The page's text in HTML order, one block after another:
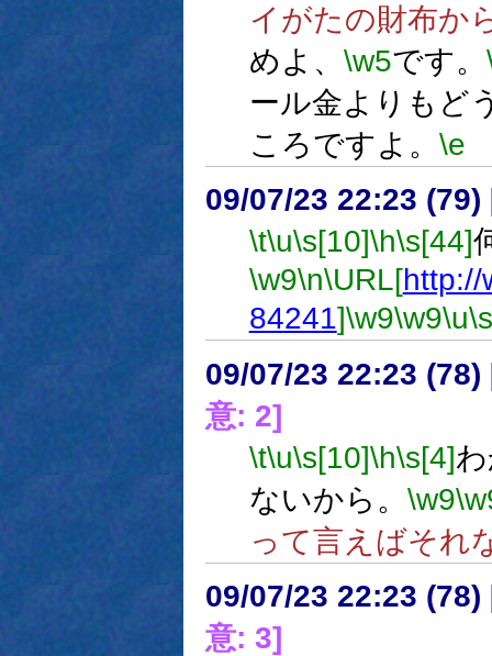
イがたの財布か
めよ、 \w5です。
ール金よりもど
ころですよ。 \e
09/07/23 22:23 (79)
\t\u\s[10]\h\s[44]
\w9\n\URL[http://
84241]\w9\w9\u
09/07/23 22:23 (78)
意: 2]
\t\u\s[10]\h\s[4]
ないから。 \w9
って言えばそれ
09/07/23 22:23 (78)
意: 3]